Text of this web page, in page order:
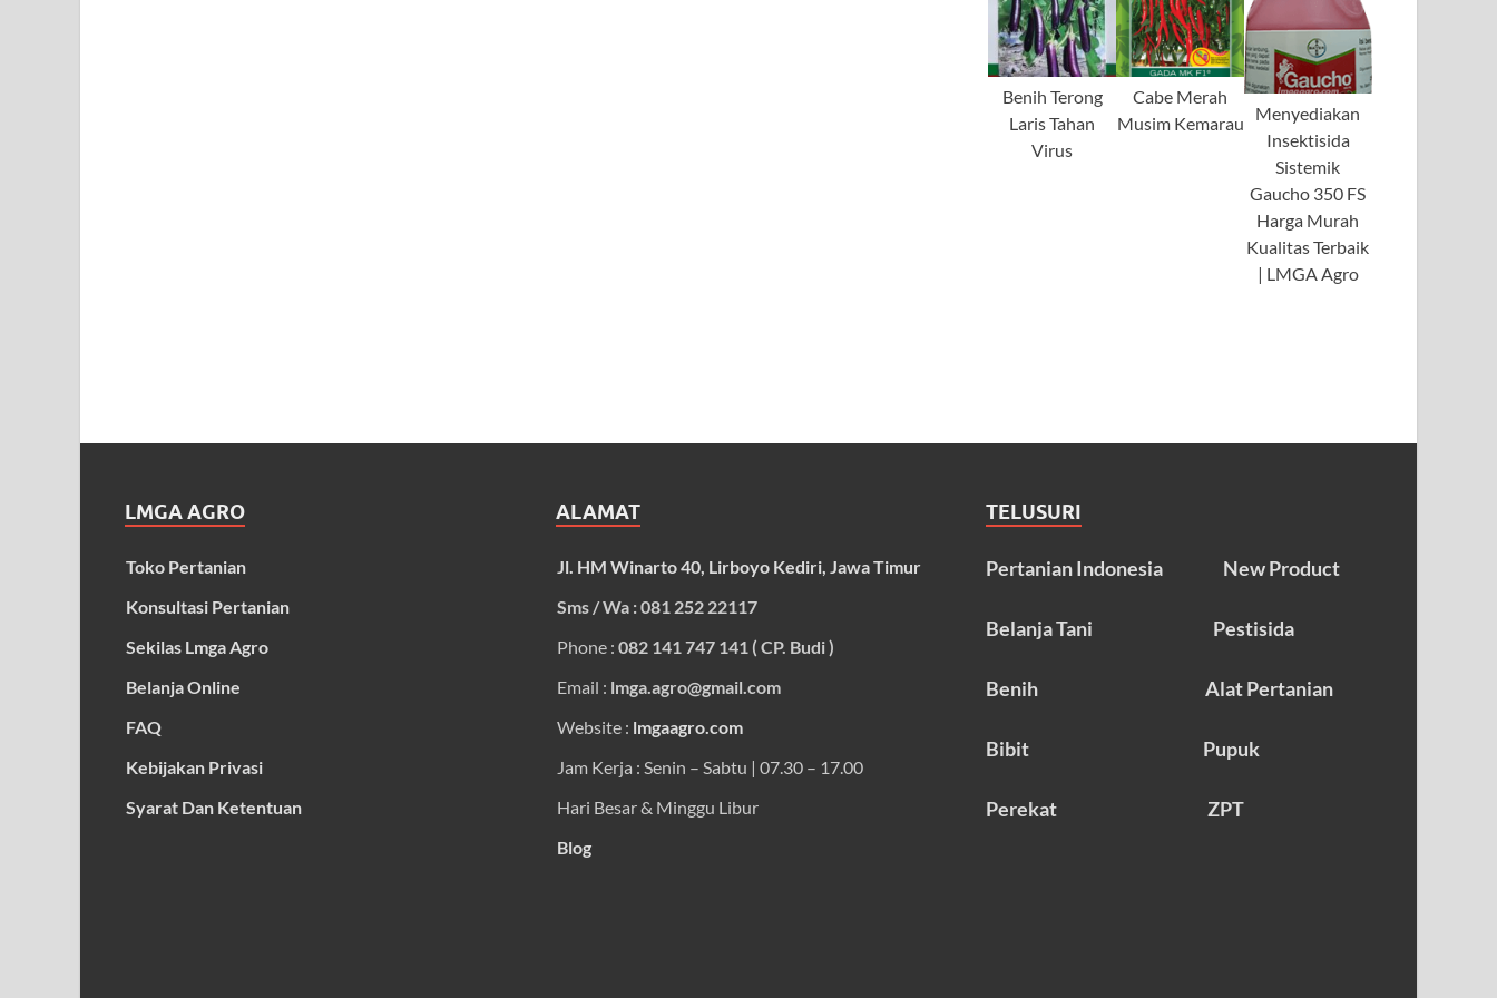
Benih Terong
Laris Tahan
Virus
Cabe Merah
Musim Kemarau
Menyediakan
Insektisida
Sistemik
Gaucho 350 FS
Harga Murah
Kualitas Terbaik
| LMGA Agro
LMGA AGRO
Toko Pertanian
Konsultasi Pertanian
Sekilas Lmga Agro
Belanja Online
FAQ
Kebijakan Privasi
Syarat Dan Ketentuan
ALAMAT
Jl. HM Winarto 40, Lirboyo Kediri, Jawa Timur
Sms / Wa : 081 252 22117
Phone : 082 141 747 141 ( CP. Budi )
Email : lmga.agro@gmail.com
Website : lmgaagro.com
Jam Kerja : Senin – Sabtu | 07.30 – 17.00
Hari Besar & Minggu Libur
Blog
TELUSURI
Pertanian Indonesia New Product
Belanja Tani Pestisida
Benih Alat Pertanian
Bibit Pupuk
Perekat ZPT